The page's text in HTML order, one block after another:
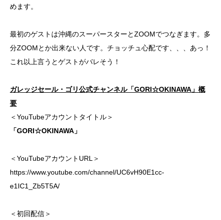
めます。
最初のゲストは沖縄のスーパースターとZOOMでつなぎます。多
分ZOOMとか出来ない人です。チョッチュ心配です、、、あっ！
これ以上言うとゲストがバレそう！
ガレッジセール・ゴリ公式チャンネル「GORI☆OKINAWA」概
要
＜YouTubeアカウントタイトル＞
「GORI☆OKINAWA」
＜YouTubeアカウントURL＞
https://www.youtube.com/channel/UC6vH90E1cc-
e1IC1_Zb5T5A/
＜初回配信＞